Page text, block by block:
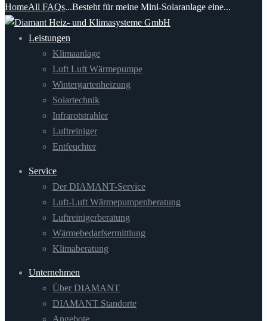
HomeAll FAQs...Besteht für meine Mini-Solaranlage eine...
Leistungen
Klimaanlage
Luft Luft Wärmepumpe
Wintergartenheizung
Solartechnik
Infrarotstrahler
Luftreiniger
Entfeuchter
Service
Der DIAMANT-Service
Luft-Luft Wärmepumpenberatung
Luftreinigerberatung
Wärmebedarfsermittlung
Klimaberatung
Unternehmen
Über DIAMANT
DIAMANT Standorte
Angebote